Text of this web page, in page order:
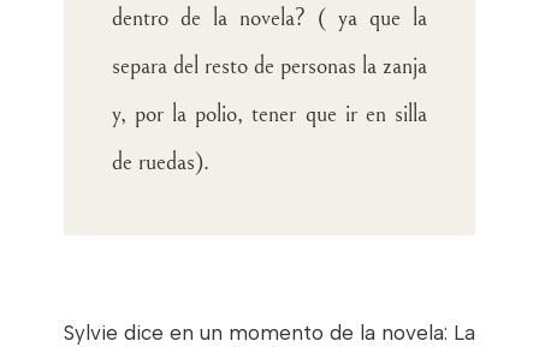
dentro de la novela? ( ya que la
separa del resto de personas la zanja
y, por la polio, tener que ir en silla
de ruedas).
Sylvie dice en un momento de la novela: La